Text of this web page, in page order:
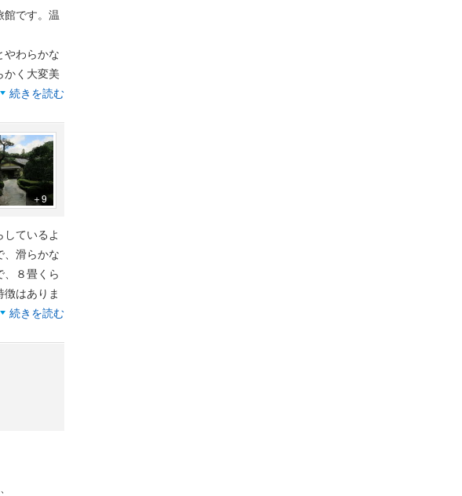
館です。温
やわらかな
かく大変美
続きを読む
＋9
ているよ
、滑らかな
８畳くら
はありま
とで、元々
続きを読む